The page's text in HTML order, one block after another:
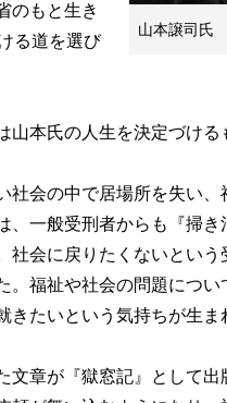
山本譲司氏
のもと生き
る道を選び
本氏の人生を決定づける
社会の中で居場所を失い、
、一般受刑者からも『掃き
会に戻りたくないという
福祉や社会の問題につい
たいという気持ちが生ま
章が『獄窓記』として出